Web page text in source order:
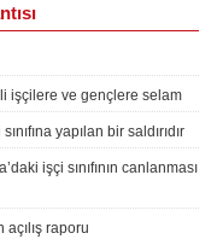
işçilere ve gençlere selam
yapılan bir saldırıdır
işçi sınıfının canlanması
açılış raporu